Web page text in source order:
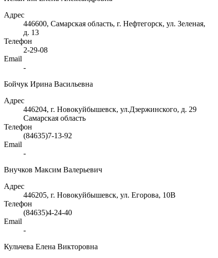
Адрес
446600, Самарская область, г. Нефтегорск, ул. Зеленая,
д. 13
Телефон
2-29-08
Email
-
Бойчук Ирина Васильевна
Адрес
446204, г. Новокуйбышевск, ул.Дзержинского, д. 29
Самарская область
Телефон
(84635)7-13-92
Email
-
Внучков Максим Валерьевич
Адрес
446205, г. Новокуйбышевск, ул. Егорова, 10В
Телефон
(84635)4-24-40
Email
-
Кульчева Елена Викторовна